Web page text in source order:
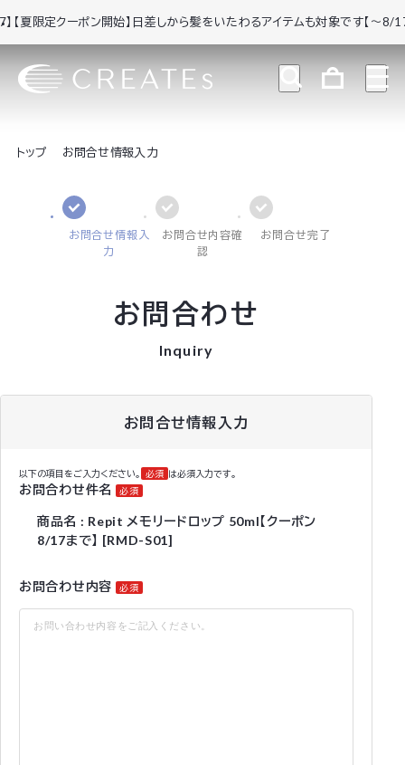
【夏限定クーポン開始】日差しから髪をいたわるアイテムも対象です【～8/17】
トップ お問合せ情報入力
お問合せ情報入
力
お問合せ内容確
認
お問合せ完了
お問合わせ
Inquiry
お問合せ情報入力
以下の項目をご入力ください。 必須 は必須入力です。
お問合わせ件名 必須
商品名 : Repit メモリードロップ 50ml【クーポン
8/17まで】 [RMD-S01]
お問合わせ内容 必須